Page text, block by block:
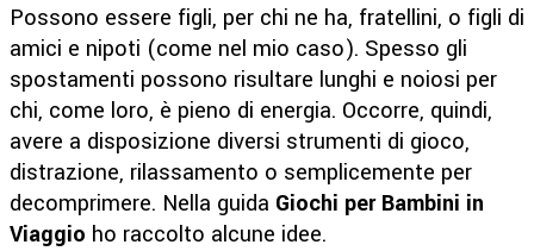
Possono essere figli, per chi ne ha, fratellini, o figli di
amici e nipoti (come nel mio caso). Spesso gli
spostamenti possono risultare lunghi e noiosi per
chi, come loro, è pieno di energia. Occorre, quindi,
avere a disposizione diversi strumenti di gioco,
distrazione, rilassamento o semplicemente per
decomprimere. Nella guida Giochi per Bambini in
Viaggio ho raccolto alcune idee.